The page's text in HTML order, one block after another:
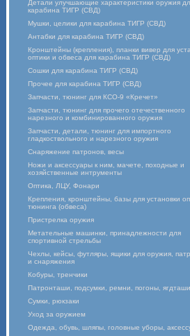
Детали улучшающие характеристики оружия
карабина ТИГР (СВД)
Мушки, целики для карабина ТИГР (СВД)
Антабки для карабина ТИГР (СВД)
Кронштейны (крепления), планки вивер для
оптики и обвеса для карабина ТИГР (СВД)
Сошки для карабина ТИГР (СВД)
Прочее для карабина ТИГР (СВД)
Запчасти, тюнинг для КСО-9 «Кречет»
Запчасти, тюнинг для прочего отечественного
нарезного и комбинированного оружия
Запчасти, детали, тюнинг для импортного
гладкоствольного и нарезного оружия
Снаряжение патронов, весы
Ножи и аксессуары к ним, мачете, походные и
хозяйственные интрументы
Оптика, ЛЦУ, Фонари
Крепления, кронштейны, базы для установки
тюнинга (обвеса)
Пристрелка оружия
Метательные машинки, принадлежности для
спортивной стрельбы
Чехлы, кейсы, футляры, ящики для оружия,
и снаряжения
Кобуры, тренчики
Патронташи, подсумки, ремни, погоны, ягдташи
Сумки, рюкзаки
Уход за оружием
Одежда, обувь, шляпы, головные уборы,